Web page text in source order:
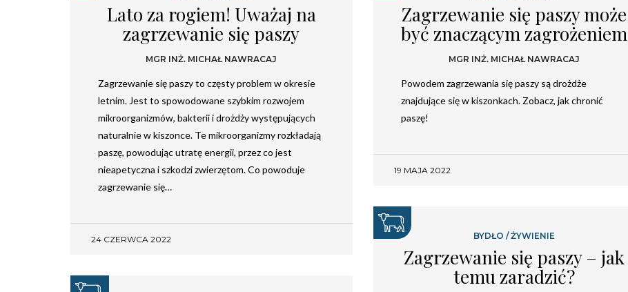
Lato za rogiem! Uważaj na
zagrzewanie się paszy
MGR INŻ. MICHAŁ NAWRACAJ
Zagrzewanie się paszy to częsty problem w okresie
letnim. Jest to spowodowane szybkim rozwojem
mikroorganizmów, bakterii i drożdży występujących
naturalnie w kiszonce. Te mikroorganizmy rozkładają
paszę, powodując utratę energii, przez co jest
nieapetyczna i szkodzi zwierzętom. Co powoduje
zagrzewanie się…
24 CZERWCA 2022
Zagrzewanie się paszy może
być znaczącym zagrożeniem
MGR INŻ. MICHAŁ NAWRACAJ
Powodem zagrzewania się paszy są drożdże
znajdujące się w kiszonkach. Zobacz, jak chronić
paszę!
19 MAJA 2022
BYDŁO /ŻYWIENIE
Zagrzewanie się paszy – jak
temu zaradzić?
Chcesz być na bieżąco? Zostaw swój e-mail, a raz
w tygodniu prześlemy Ci nasze najlepsze artykuły!